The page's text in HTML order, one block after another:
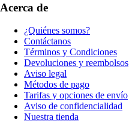
Acerca de
¿Quiénes somos?
Contáctanos
Términos y Condiciones
Devoluciones y reembolsos
Aviso legal
Métodos de pago
Tarifas y opciones de envío
Aviso de confidencialidad
Nuestra tienda